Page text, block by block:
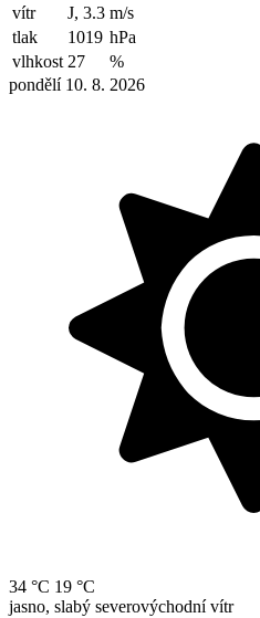
vítr
J, 3.3 m/s
tlak
1019 hPa
vlhkost 27
%
pondělí 10. 8. 2026
34 °C 19 °C
jasno, slabý severovýchodní vítr